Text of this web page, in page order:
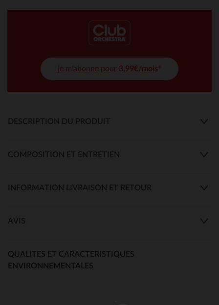
je m'abonne pour 3,99€/mois*
DESCRIPTION DU PRODUIT
COMPOSITION ET ENTRETIEN
INFORMATION LIVRAISON ET RETOUR
AVIS
QUALITES ET CARACTERISTIQUES
ENVIRONNEMENTALES